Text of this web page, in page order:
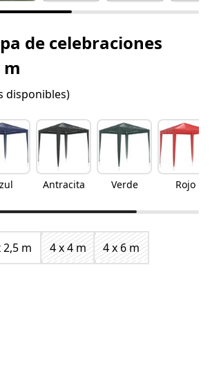
de celebraciones
m
disponibles)
Antracita Verde Rojo
2,5 m 4 x 4 m
4 x 6 m